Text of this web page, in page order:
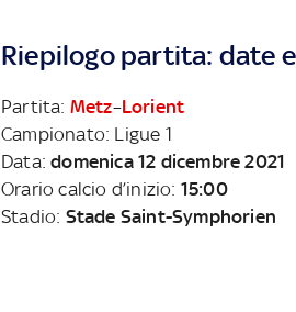
Riepilogo partita: date
Partita: Metz–Lorient
Campionato: Ligue 1
Data:domenica 12 dicembre 2021
Orario calcio d’inizio: 15:00
Stadio: Stade Saint-Symphorien